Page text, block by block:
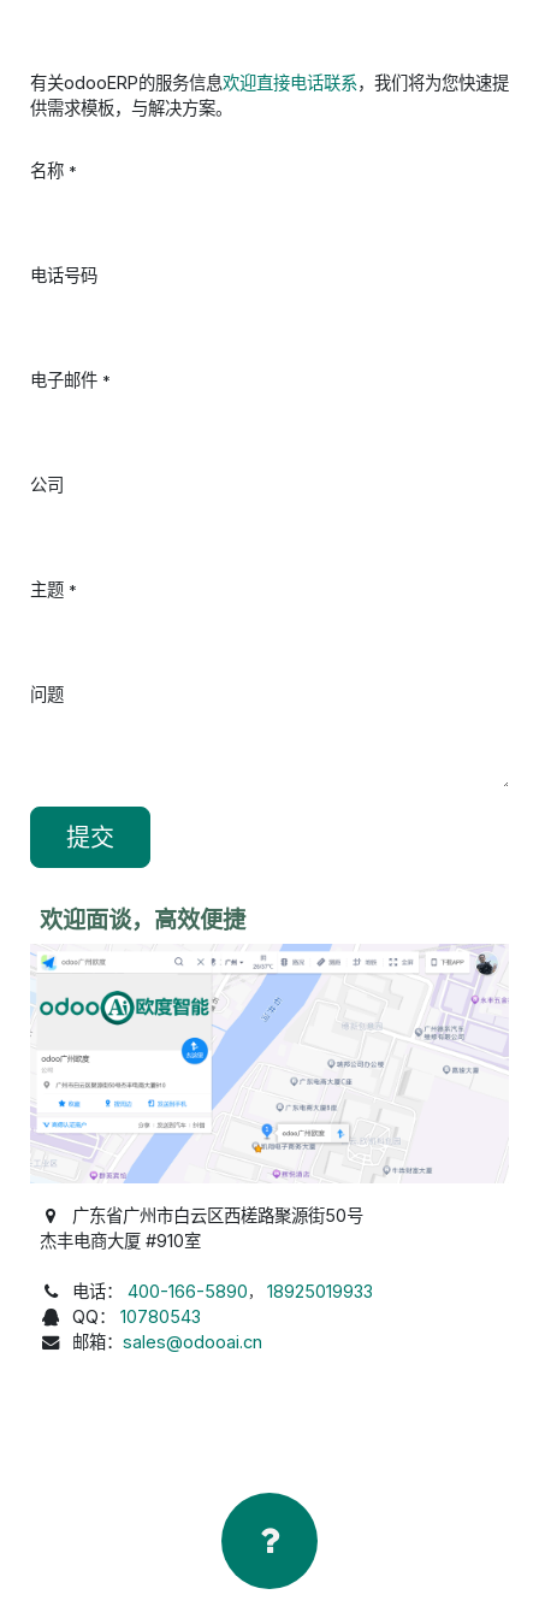
有关odooERP的服务信息欢迎直接电话联系，我们将为您快速提
供需求模板，与解决方案。
名称 *
电话号码
电子邮件 *
公司
主题 *
问题
提交
欢迎面谈，高效便捷
广东省广州市白云区西槎路聚源街50号
杰丰电商大厦 #910室
电话： 400-166-5890 ，
18925019933
QQ： 10780543
邮箱： sales@odooai.cn